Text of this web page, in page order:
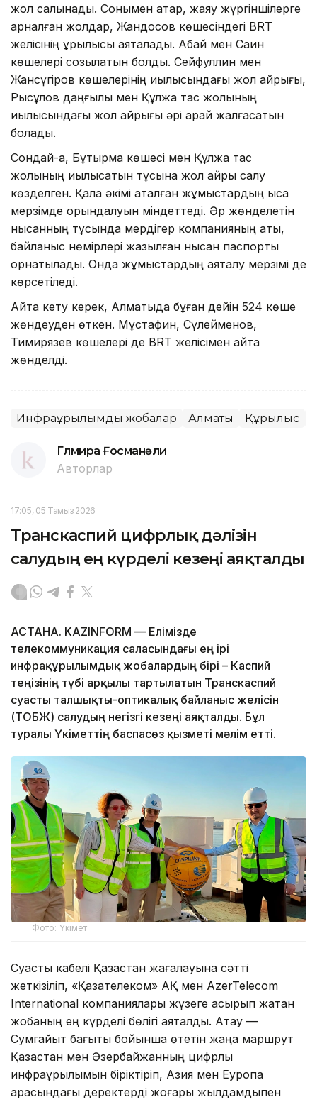
жол салынады. Сонымен қатар, жаяу жүргіншілерге
арналған жолдар, Жандосов көшесіндегі BRT
желісінің құрылысы аяқталады. Абай мен Саин
көшелері созылатын болды. Сейфуллин мен
Жансүгіров көшелерінің қиылысындағы жол айрығы,
Рысқұлов даңғылы мен Құлжа тас жолының
қиылысындағы жол айрығы әрі қарай жалғасатын
болады.
Сондай-ақ, Бұқтырма көшесі мен Құлжа тас
жолының қиылысатын тұсына жол айрық салу
көзделген. Қала әкімі аталған жұмыстардың қысқа
мерзімде орындалуын міндеттеді. Әр жөнделетін
нысанның тұсында мердігер компанияның аты,
байланыс нөмірлері жазылған нысан паспорты
орнатылады. Онда жұмыстардың аяқталу мерзімі де
көрсетіледі.
Айта кету керек, Алматыда бұған дейін 524 көше
жөндеуден өткен. Мұстафин, Сүлейменов,
Тимирязев көшелері де BRT желісімен қайта
жөнделді.
Инфрақұрылымдық жобалар Алматы Құрылыс
Гүлмира Ғосманәли
Авторлар
17:05, 05 Тамыз 2026
Транскаспий цифрлық дәлізін
салудың ең күрделі кезеңі аяқталды
АСТАНА. KAZINFORM — Елімізде
телекоммуникация саласындағы ең ірі
инфрақұрылымдық жобалардың бірі – Каспий
теңізінің түбі арқылы тартылатын Транскаспий
суасты талшықты-оптикалық байланыс желісін
(ТОБЖ) салудың негізгі кезеңі аяқталды. Бұл
туралы Үкіметтің баспасөз қызметі мәлім етті.
Фото: Үкімет
Суасты кабелі Қазақстан жағалауына сәтті
жеткізіліп, «Қазақтелеком» АҚ мен AzerTelecom
International компаниялары жүзеге асырып жатқан
жобаның ең күрделі бөлігі аяқталды. Ақтау —
Сумгайыт бағыты бойынша өтетін жаңа маршрут
Қазақстан мен Әзербайжанның цифрлық
инфрақұрылымын біріктіріп, Азия мен Еуропа
арасындағы деректерді жоғары жылдамдықпен